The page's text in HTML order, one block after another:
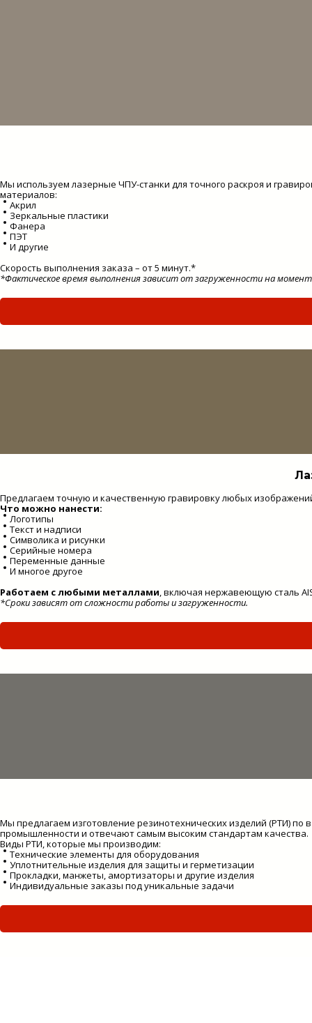
Мы используем лазерные ЧПУ-станки для точного раскроя и
материалов:
Акрил
Зеркальные пластики
Фанера
ПЭТ
И другие
Скорость выполнения заказа – от 5 минут.*
*Фактическое время выполнения зависит от загруженности на момент
Предлагаем точную и качественную гравировку любых
Что можно нанести:
Логотипы
Текст и надписи
Символика и рисунки
Серийные номера
Переменные данные
И многое другое
Работаем с любыми металлами, включая нержавеющую сталь
*Сроки зависят от сложности работы и загруженности.
Мы предлагаем изготовление резинотехнических изделий (РТИ)
промышленности и отвечают самым высоким стандартам качества.
Виды РТИ, которые мы производим:
Технические элементы для оборудования
Уплотнительные изделия для защиты и герметизации
Прокладки, манжеты, амортизаторы и другие изделия
Индивидуальные заказы под уникальные задачи